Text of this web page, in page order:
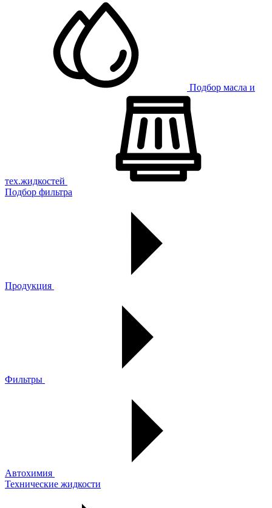
Подбор масла и
тех.жидкостей
Подбор фильтра
Продукция
Фильтры
Автохимия
Технические жидкости